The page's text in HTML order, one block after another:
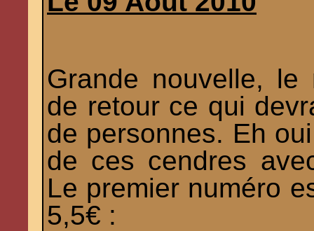
Grande nouvelle,
de retour ce qui
de personnes. Eh
de ces cendres
Le premier numéro
5,5€ :